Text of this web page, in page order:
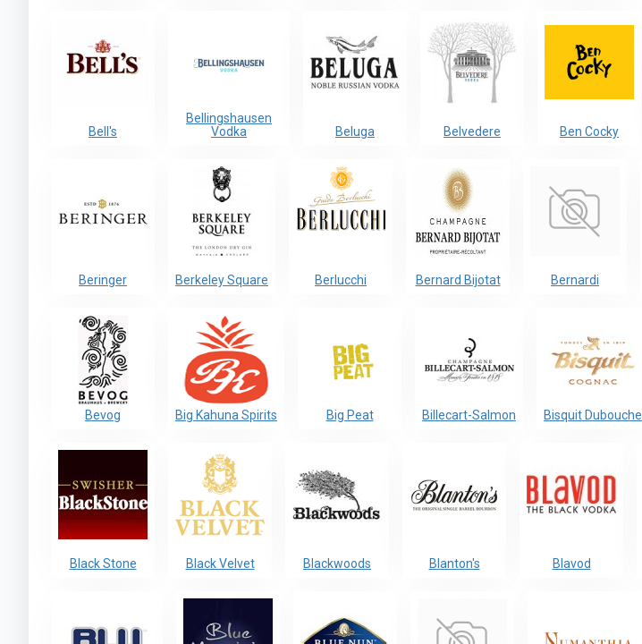
Bell's
Bellingshausen
Vodka
Beluga Belvedere Ben Cocky
Beringer Berkeley Square Berlucchi Bernard Bijotat Bernardi
Bevog Big Kahuna Spirits Big Peat Billecart-Salmon Bisquit Dubouche
Black Stone Black Velvet Blackwoods Blanton's Blavod